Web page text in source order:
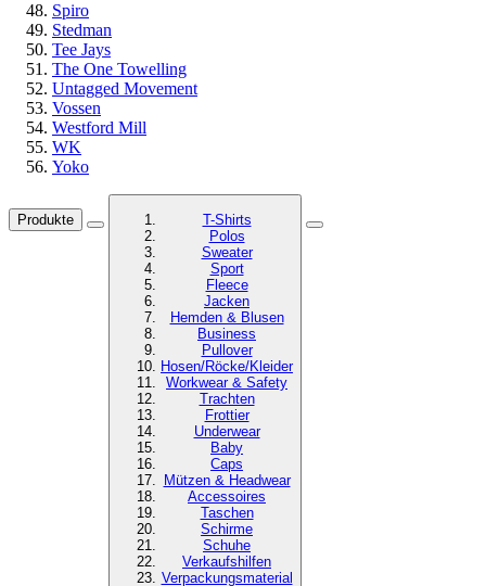
Spiro
Stedman
Tee Jays
The One Towelling
Untagged Movement
Vossen
Westford Mill
WK
Yoko
Produkte
T-Shirts
Polos
Sweater
Sport
Fleece
Jacken
Hemden & Blusen
Business
Pullover
Hosen/Röcke/Kleider
Workwear & Safety
Trachten
Frottier
Underwear
Baby
Caps
Mützen & Headwear
Accessoires
Taschen
Schirme
Schuhe
Verkaufshilfen
Verpackungsmaterial